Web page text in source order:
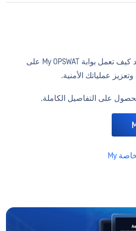
اليوم وشاهد كيف تعمل بوابة My OPSWAT على
عملياتك الأمنية.
على التفاصيل الكاملة.